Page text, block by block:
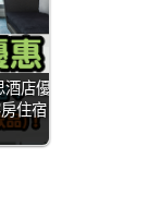
店優
住宿